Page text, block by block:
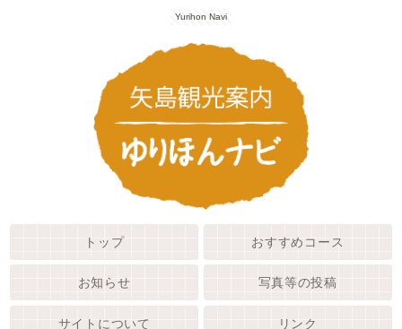
Yurihon Navi
トップ おすすめコース
お知らせ 写真等の投稿
サイトについて リンク